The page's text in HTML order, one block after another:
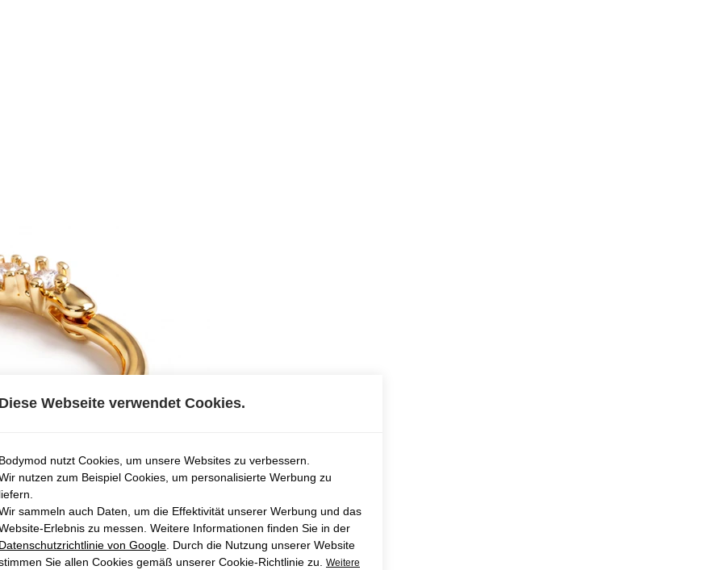
Webseite verwendet Cookies.
nutzt Cookies, um unsere Websites zu verbessern.
nutzen zum Beispiel Cookies, um personalisierte Werbung zu
sammeln auch Daten, um die Effektivität unserer Werbung und das
Erlebnis zu messen. Weitere Informationen finden Sie in der
von Google . Durch die Nutzung unserer Website
Sie allen Cookies gemäß unserer Cookie-Richtlinie zu. Weitere